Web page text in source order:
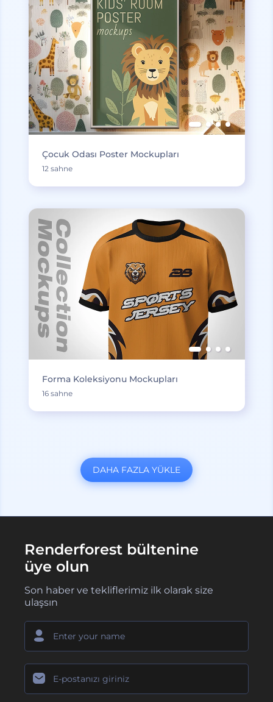
Çocuk Odası Poster Mockupları
12 sahne
Forma Koleksiyonu Mockupları
16 sahne
DAHA FAZLA YÜKLE
Renderforest bültenine
üye olun
Son haber ve tekliflerimiz ilk olarak size
ulaşsın